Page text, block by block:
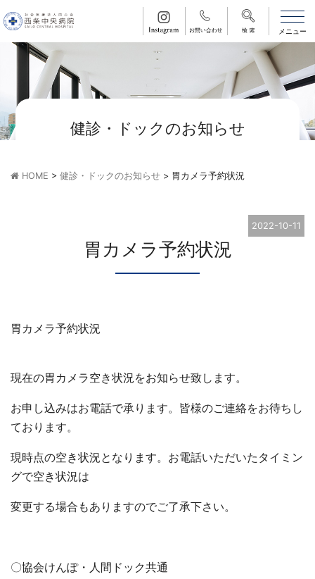
健診・ドックのお知らせ
HOME > 健診・ドックのお知らせ > 胃カメラ予約状況
2022-10-11
胃カメラ予約状況
胃カメラ予約状況
現在の胃カメラ空き状況をお知らせ致します。
お申し込みはお電話で承ります。皆様のご連絡をお待ちし
ております。
現時点の空き状況となります。お電話いただいたタイミン
グで空き状況は
変更する場合もありますのでご了承下さい。
〇協会けんぽ・人間ドック共通